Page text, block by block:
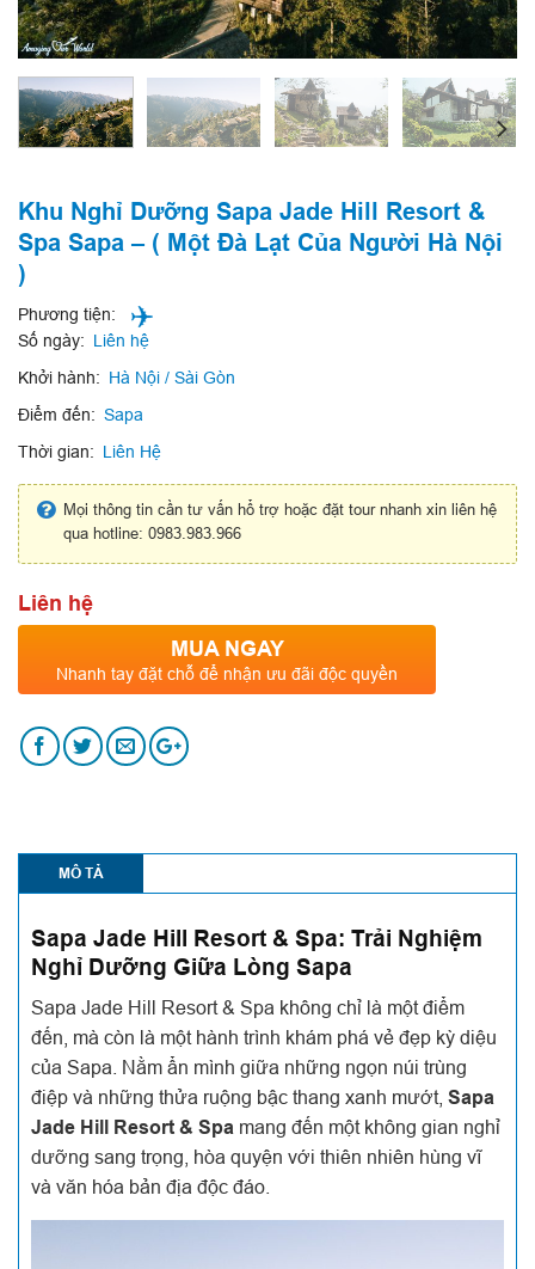
Khu Nghỉ Dưỡng Sapa Jade Hill Resort &
Spa Sapa – ( Một Đà Lạt Của Người Hà Nội
)
Phương tiện:
Số ngày: Liên hệ
Khởi hành: Hà Nội / Sài Gòn
Điểm đến: Sapa
Thời gian: Liên Hệ
Mọi thông tin cần tư vấn hổ trợ hoặc đặt tour nhanh xin liên hệ
qua hotline: 0983.983.966
Liên hệ
MUA NGAY
Nhanh tay đặt chỗ để nhận ưu đãi độc quyền
MÔ TẢ
Sapa Jade Hill Resort & Spa: Trải Nghiệm
Nghỉ Dưỡng Giữa Lòng Sapa
Sapa Jade Hill Resort & Spa không chỉ là một điểm
đến, mà còn là một hành trình khám phá vẻ đẹp kỳ diệu
của Sapa. Nằm ẩn mình giữa những ngọn núi trùng
điệp và những thửa ruộng bậc thang xanh mướt, Sapa
Jade Hill Resort & Spa mang đến một không gian nghỉ
dưỡng sang trọng, hòa quyện với thiên nhiên hùng vĩ
và văn hóa bản địa độc đáo.